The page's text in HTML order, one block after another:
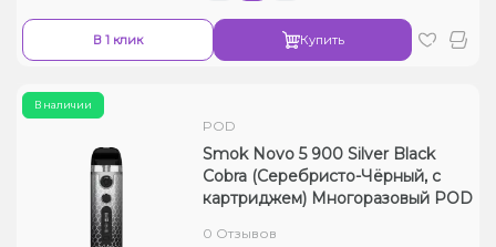
В 1 клик Купить
В наличии
POD
Smok Novo 5 900 Silver Black
Cobra (Серебристо-Чёрный, с
картриджем) Многоразовый POD
0 Отзывов